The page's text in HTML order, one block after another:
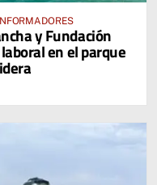
y Fundación
en el parque